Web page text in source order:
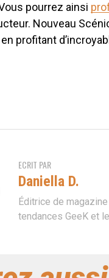
pourrez ainsi
Nouveau
profitant
ECRIT PAR
Daniella D.
Éditrice de
tendances GeeK et